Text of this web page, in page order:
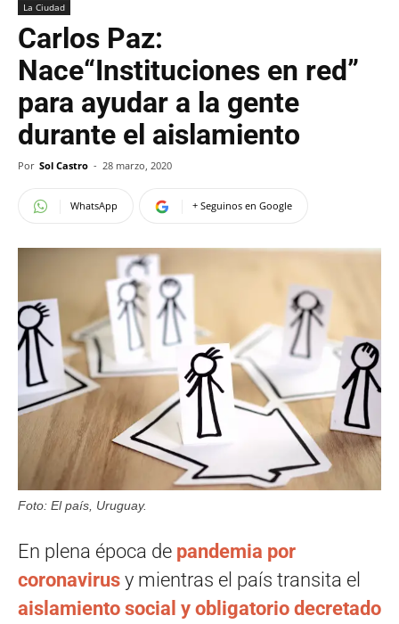
La Ciudad
Carlos Paz:
Nace“Instituciones en red”
para ayudar a la gente
durante el aislamiento
Por Sol Castro - 28 marzo, 2020
WhatsApp + Seguinos en Google
Foto: El país, Uruguay.
En plena época de pandemia por
coronavirus y mientras el país transita el
aislamiento social y obligatorio decretado